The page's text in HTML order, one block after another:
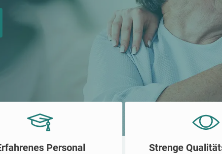
Personal Strenge